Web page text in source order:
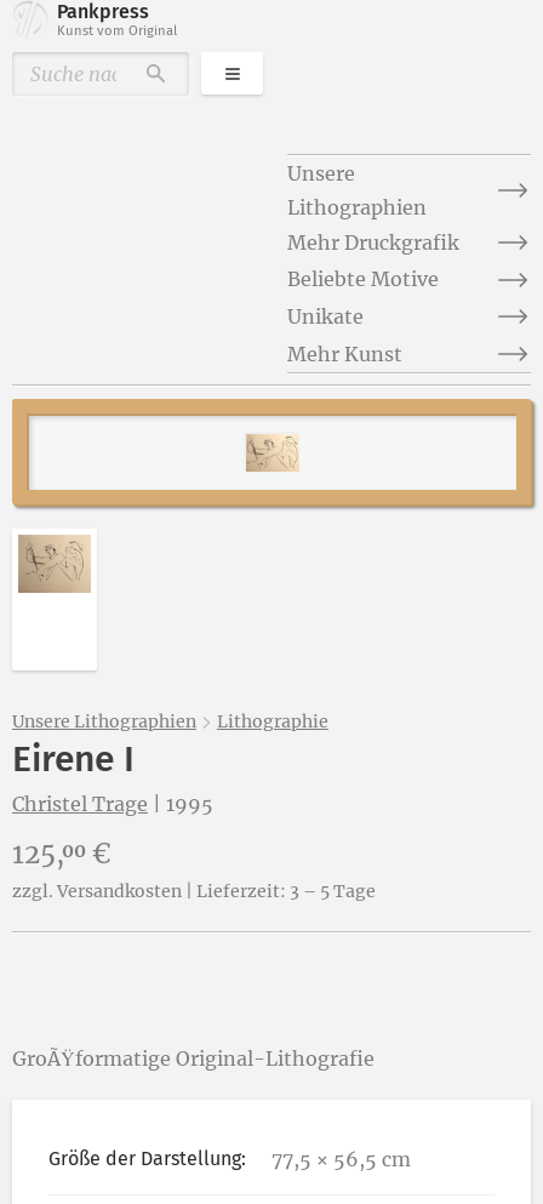
Pankpress
Kunst vom Original
DurchsuchenKategorien
Unsere
Lithographien
Mehr Druckgrafik
Beliebte Motive
Unikate
Mehr Kunst
Unsere Lithographien Lithographie
Eirene I
Christel Trage 1995
Preis:
125,00 €
zzgl. Versandkosten | Lieferzeit: 3 – 5 Tage
Abbildung 2 von „Eirene I“ von Christel Trage öffnen
GroÃŸformatige Original-Lithografie
Größe der Darstellung: 77,5 × 56,5 cm